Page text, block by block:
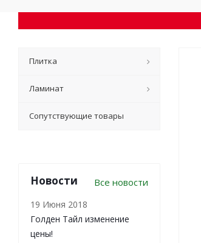
Плитка
Ламинат
Сопутствующие товары
Новости Все новости
19 Июня 2018
Голден Тайл изменение
цены!